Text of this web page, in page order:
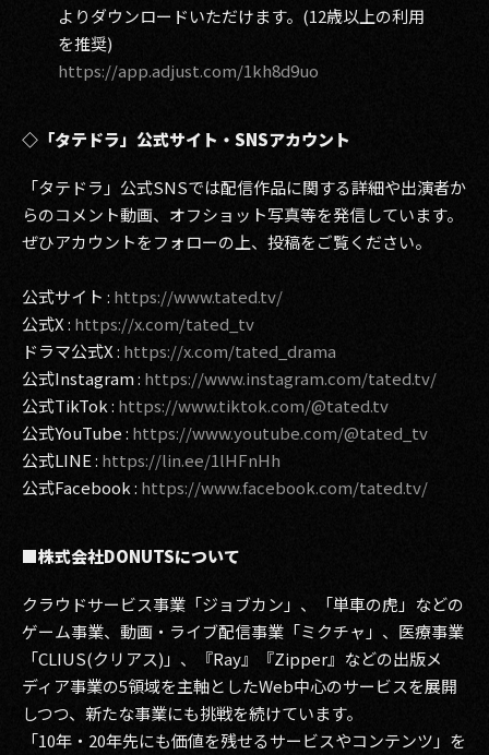
よりダウンロードいただけます。(12歳以上の利用
を推奨)
https://app.adjust.com/1kh8d9uo
◇「タテドラ」公式サイト・SNSアカウント
「タテドラ」公式SNSでは配信作品に関する詳細や出演者か
らのコメント動画、オフショット写真等を発信しています。
ぜひアカウントをフォローの上、投稿をご覧ください。
公式サイト : https://www.tated.tv/
公式X : https://x.com/tated_tv
ドラマ公式X : https://x.com/tated_drama
公式Instagram : https://www.instagram.com/tated.tv/
公式TikTok : https://www.tiktok.com/@tated.tv
公式YouTube : https://www.youtube.com/@tated_tv
公式LINE : https://lin.ee/1lHFnHh
公式Facebook : https://www.facebook.com/tated.tv/
■株式会社DONUTSについて
クラウドサービス事業「ジョブカン」、「単車の虎」などの
ゲーム事業、動画・ライブ配信事業「ミクチャ」、医療事業
「CLIUS(クリアス)」、『Ray』『Zipper』などの出版メ
ディア事業の5領域を主軸としたWeb中心のサービスを展開
しつつ、新たな事業にも挑戦を続けています。
「10年・20年先にも価値を残せるサービスやコンテンツ」を